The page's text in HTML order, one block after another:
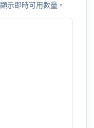
示即時可用數量。